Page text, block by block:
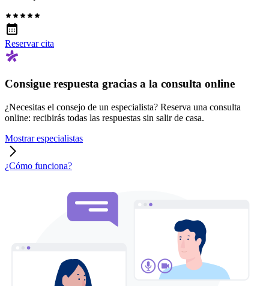
Reservar cita
Consigue respuesta gracias a la consulta online
¿Necesitas el consejo de un especialista? Reserva una consulta
online: recibirás todas las respuestas sin salir de casa.
Mostrar especialistas
¿Cómo funciona?